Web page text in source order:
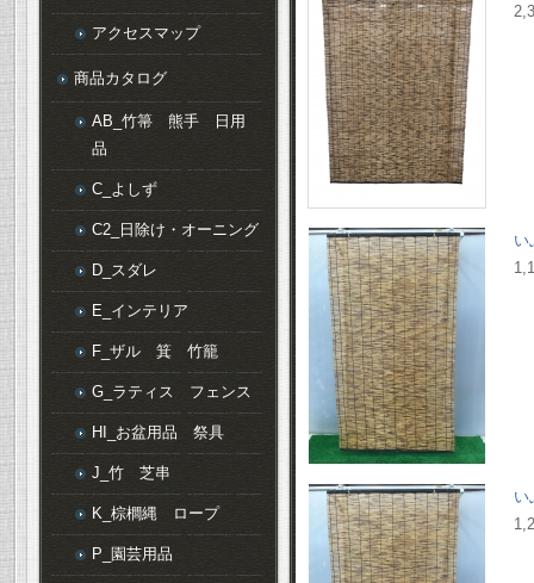
い
い
アクセスマップ
商品カタログ
AB_竹箒 熊手 日用
品
C_よしず
C2_日除け・オーニング
D_スダレ
E_インテリア
F_ザル 箕 竹籠
G_ラティス フェンス
HI_お盆用品 祭具
J_竹 芝串
K_棕櫚縄 ロープ
P_園芸用品